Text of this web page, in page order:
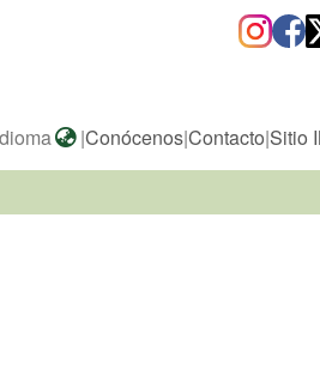
|Conócenos|Contacto|Sitio